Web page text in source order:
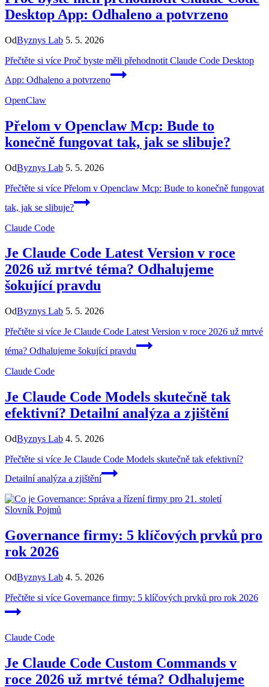
Desktop App: Odhaleno a potvrzeno
OdByznys Lab 5. 5. 2026
Přečtěte si více Proč byste měli přehodnotit Claude Code Desktop
App: Odhaleno a potvrzeno
OpenClaw
Přelom v Openclaw Mcp: Bude to
konečně fungovat tak, jak se slibuje?
OdByznys Lab 5. 5. 2026
Přečtěte si více Přelom v Openclaw Mcp: Bude to konečně fungovat
tak, jak se slibuje?
Claude Code
Je Claude Code Latest Version v roce
2026 už mrtvé téma? Odhalujeme
šokující pravdu
OdByznys Lab 5. 5. 2026
Přečtěte si více Je Claude Code Latest Version v roce 2026 už mrtvé
téma? Odhalujeme šokující pravdu
Claude Code
Je Claude Code Models skutečně tak
efektivní? Detailní analýza a zjištění
OdByznys Lab 4. 5. 2026
Přečtěte si více Je Claude Code Models skutečně tak efektivní?
Detailní analýza a zjištění
Slovník Pojmů
Governance firmy: 5 klíčových prvků pro
rok 2026
OdByznys Lab 4. 5. 2026
Přečtěte si více Governance firmy: 5 klíčových prvků pro rok 2026
Claude Code
Je Claude Code Custom Commands v
roce 2026 už mrtvé téma? Odhalujeme